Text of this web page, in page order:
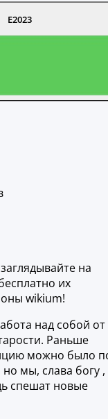
E2023
на
их
wikium!
над собой от
Раньше
можно было
мы, слава богу ,
спешат новые